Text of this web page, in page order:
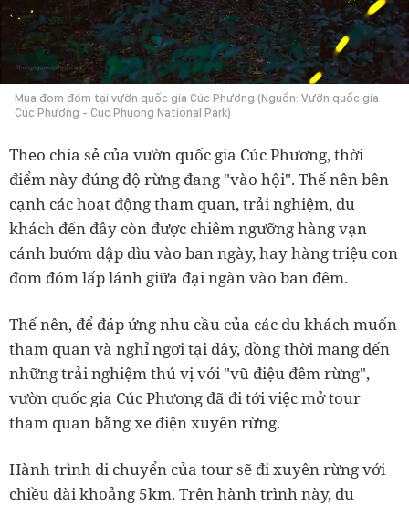
Mùa đom đóm tại vườn quốc gia Cúc Phương (Nguồn: Vườn quốc gia
Cúc Phương - Cuc Phuong National Park)
Theo chia sẻ của vườn quốc gia Cúc Phương, thời
điểm này đúng độ rừng đang "vào hội". Thế nên bên
cạnh các hoạt động tham quan, trải nghiệm, du
khách đến đây còn được chiêm ngưỡng hàng vạn
cánh bướm dập dìu vào ban ngày, hay hàng triệu con
đom đóm lấp lánh giữa đại ngàn vào ban đêm.
Thế nên, để đáp ứng nhu cầu của các du khách muốn
tham quan và nghỉ ngơi tại đây, đồng thời mang đến
những trải nghiệm thú vị với "vũ điệu đêm rừng",
vườn quốc gia Cúc Phương đã đi tới việc mở tour
tham quan bằng xe điện xuyên rừng.
Hành trình di chuyển của tour sẽ đi xuyên rừng với
chiều dài khoảng 5km. Trên hành trình này, du